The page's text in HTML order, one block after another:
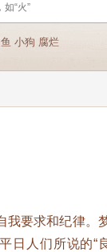
小狗 腐烂
要求和纪律。
日人们所说的“